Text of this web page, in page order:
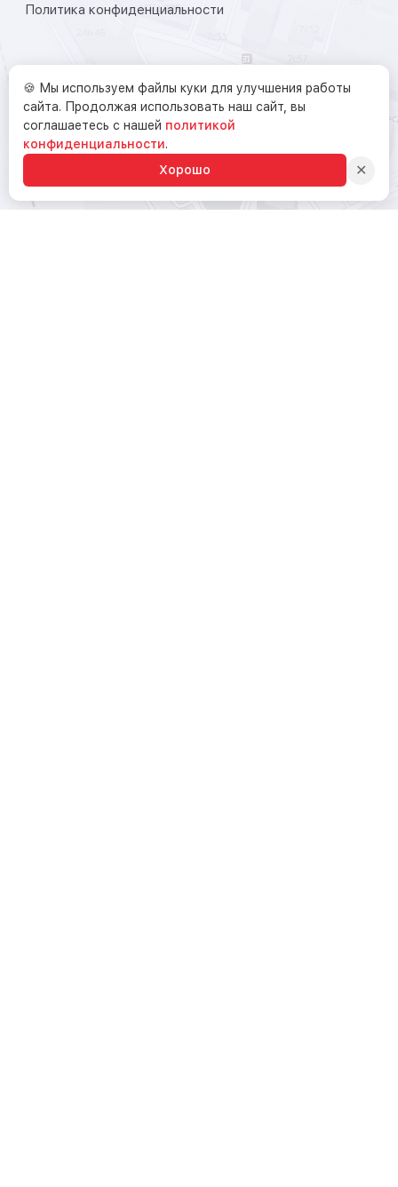
Политика конфиденциальности
🍪 Мы используем файлы куки для улучшения работы
сайта. Продолжая использовать наш сайт, вы
соглашаетесь с нашей политикой
конфиденциальности.
Хорошо
✕